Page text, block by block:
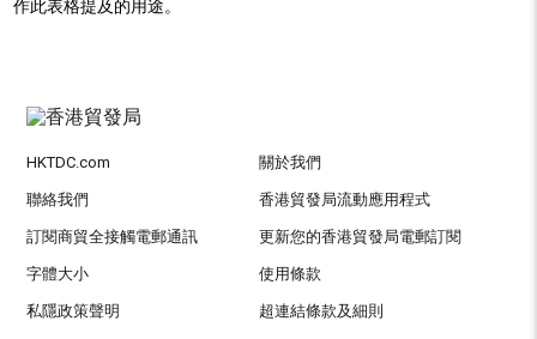
作此表格提及的用途。
HKTDC.com 關於我們
聯絡我們 香港貿發局流動應用程式
訂閱商貿全接觸電郵通訊 更新您的香港貿發局電郵訂閱
字體大小 使用條款
私隱政策聲明 超連結條款及細則